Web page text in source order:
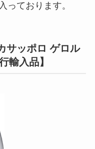
っております。
サッポロ ゲロル
輸入品】